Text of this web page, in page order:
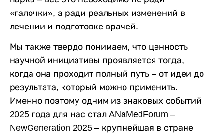
«галочки», а ради реальных изменений в
лечении и подготовке врачей.
Мы также твердо понимаем, что ценность
научной инициативы проявляется тогда,
когда она проходит полный путь – от идеи до
результата, который можно применить.
Именно поэтому одним из знаковых событий
2025 года для нас стал ANaMedForum –
NewGeneration 2025 – крупнейшая в стране